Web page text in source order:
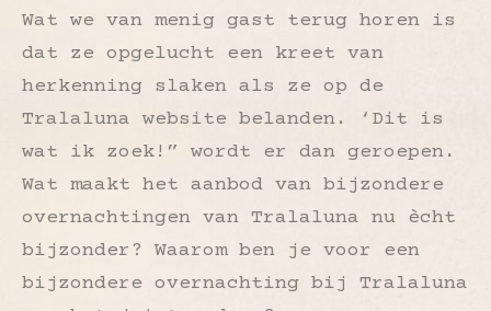
Wat we van menig gast terug horen is
dat ze opgelucht een kreet van
herkenning slaken als ze op de
Tralaluna website belanden. ‘Dit is
wat ik zoek!” wordt er dan geroepen.
Wat maakt het aanbod van bijzondere
overnachtingen van Tralaluna nu ècht
bijzonder? Waarom ben je voor een
bijzondere overnachting bij Tralaluna